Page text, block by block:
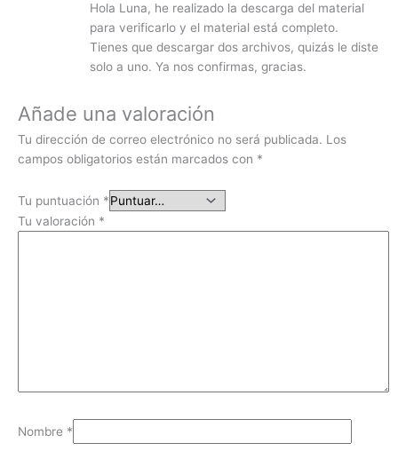
Hola Luna, he realizado la descarga del material
para verificarlo y el material está completo.
Tienes que descargar dos archivos, quizás le diste
solo a uno. Ya nos confirmas, gracias.
Añade una valoración
Tu dirección de correo electrónico no será publicada. Los
campos obligatorios están marcados con *
Tu puntuación *
Tu valoración *
Nombre *